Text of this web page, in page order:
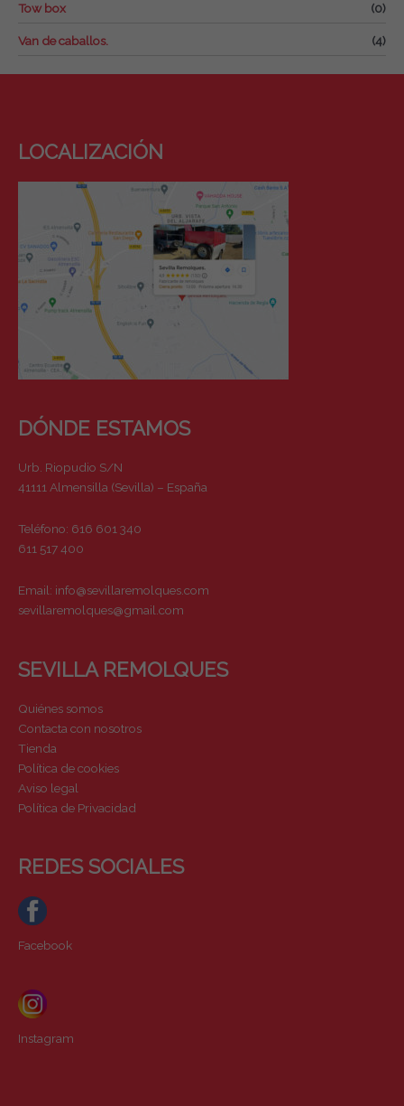
Tow box (0)
Van de caballos. (4)
LOCALIZACIÓN
DÓNDE ESTAMOS
Urb. Riopudio S/N
41111 Almensilla (Sevilla) – España
Teléfono: 616 601 340
611 517 400
Email: info@sevillaremolques.com
sevillaremolques@gmail.com
SEVILLA REMOLQUES
Quiénes somos
Contacta con nosotros
Tienda
Política de cookies
Aviso legal
Política de Privacidad
REDES SOCIALES
Facebook
Instagram